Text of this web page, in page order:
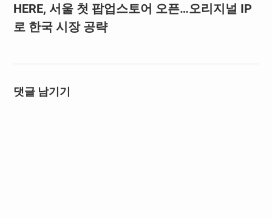
HERE, 서울 첫 팝업스토어 오픈…오리지널 IP
로 한국 시장 공략
댓글 남기기